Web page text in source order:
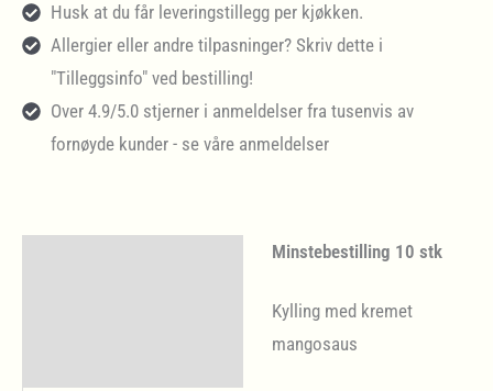
Husk at du får leveringstillegg per kjøkken.
Allergier eller andre tilpasninger? Skriv dette i
"Tilleggsinfo" ved bestilling!
Over 4.9/5.0 stjerner i anmeldelser fra tusenvis av
fornøyde kunder - se våre anmeldelser
Minstebestilling 10 stk
Kylling med kremet
mangosaus